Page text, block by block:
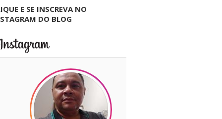
E SE INSCREVA NO
DO BLOG